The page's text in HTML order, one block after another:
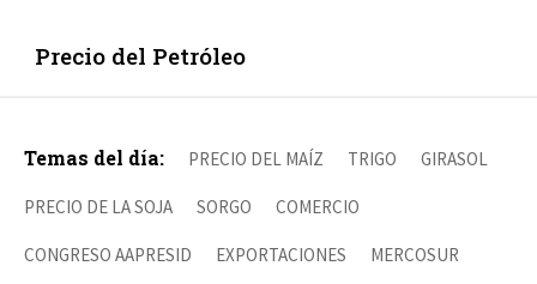
Precio del Petróleo
Temas del día: PRECIO DEL MAÍZ TRIGO GIRASOL
PRECIO DE LA SOJA SORGO COMERCIO
CONGRESO AAPRESID EXPORTACIONES MERCOSUR